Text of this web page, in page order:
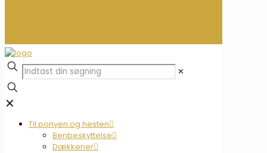
✕
✕
Til ponyen og hesten
Benbeskyttelse
Dækkener